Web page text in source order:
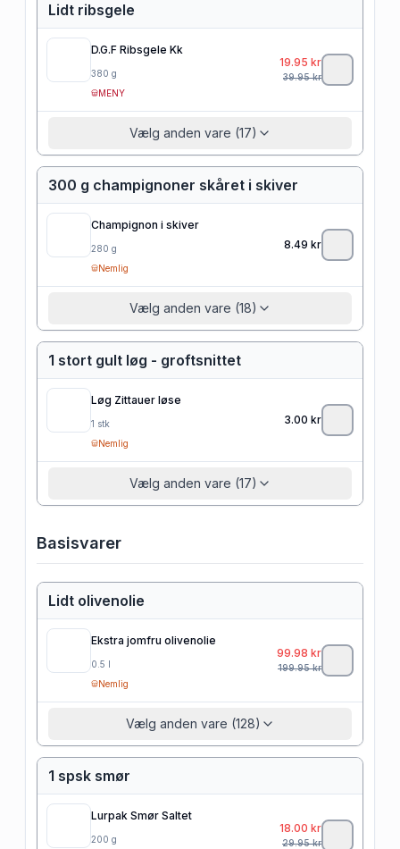
Lidt ribsgele
D.G.F Ribsgele Kk
380 g
MENY
19.95 kr
39.95kr
Vælg anden vare (17)
300 g champignoner skåret i skiver
Champignon i skiver
280 g
Nemlig
8.49 kr
Vælg anden vare (18)
1 stort gult løg - groftsnittet
Løg Zittauer løse
1 stk
Nemlig
3.00 kr
Vælg anden vare (17)
Basisvarer
Lidt olivenolie
Ekstra jomfru olivenolie
0.5 l
Nemlig
99.98 kr
199.95kr
Vælg anden vare (128)
1 spsk smør
Lurpak Smør Saltet
200 g
18.00 kr
29.95kr